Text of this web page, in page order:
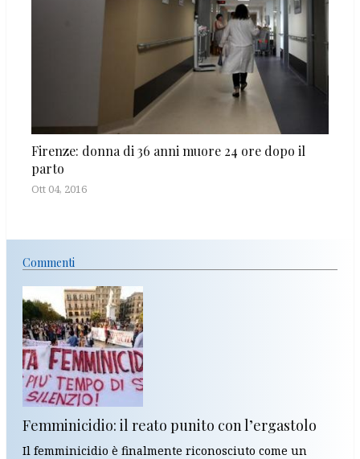
Firenze: donna di 36 anni muore 24 ore dopo il
parto
Ott 04, 2016
Commenti
Femminicidio: il reato punito con l’ergastolo
Il femminicidio è finalmente riconosciuto come un